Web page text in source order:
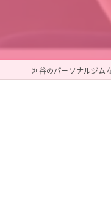
刈谷のパーソナルジム